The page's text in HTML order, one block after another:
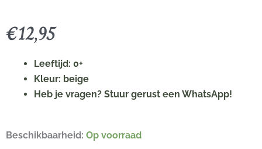
€12,95
Leeftijd: 0+
Kleur: beige
Heb je vragen? Stuur gerust een WhatsApp!
Beschikbaarheid: Op voorraad
Little